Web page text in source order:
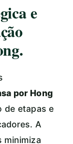
e
por Hong
de etapas e
A
minimiza